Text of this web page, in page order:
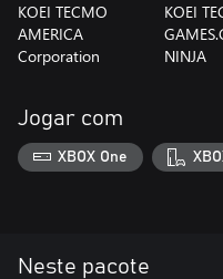
KOEI TECMO
AMERICA
Corporation
KOEI
NINJA
Jogar com
XBOX One
Neste pacote